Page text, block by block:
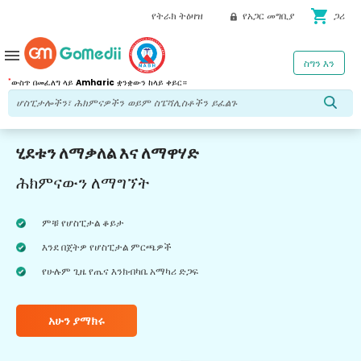
የትራክ ትዕዛዝ የአጋር መግቢያ shopping_cart ጋሪ
*ውስጥ በመፈለግ ላይ Amharic ቋንቋውን ከላይ ቀይር።
ስግን እን
menu
ሂደቱን ለማቃለል እና ለማዋሃድ
ሕክምናውን ለማግኘት
ምቹ የሆስፒታል ቆይታ
እንደ በጀትዎ የሆስፒታል ምርጫዎች
የሁሉም ጊዜ የጤና እንክብካቤ አማካሪ ድጋፍ
አሁን ያማክሩ